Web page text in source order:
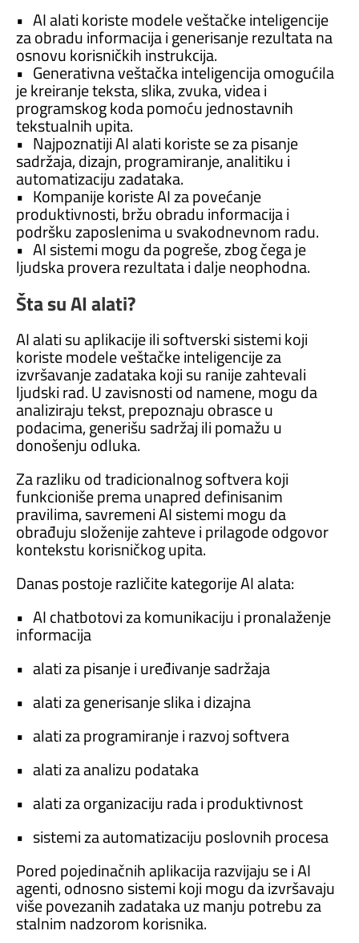
• AI alati koriste modele veštačke inteligencije
za obradu informacija i generisanje rezultata na
osnovu korisničkih instrukcija.
• Generativna veštačka inteligencija omogućila
je kreiranje teksta, slika, zvuka, videa i
programskog koda pomoću jednostavnih
tekstualnih upita.
• Najpoznatiji AI alati koriste se za pisanje
sadržaja, dizajn, programiranje, analitiku i
automatizaciju zadataka.
• Kompanije koriste AI za povećanje
produktivnosti, bržu obradu informacija i
podršku zaposlenima u svakodnevnom radu.
• AI sistemi mogu da pogreše, zbog čega je
ljudska provera rezultata i dalje neophodna.
Šta su AI alati?
AI alati su aplikacije ili softverski sistemi koji
koriste modele veštačke inteligencije za
izvršavanje zadataka koji su ranije zahtevali
ljudski rad. U zavisnosti od namene, mogu da
analiziraju tekst, prepoznaju obrasce u
podacima, generišu sadržaj ili pomažu u
donošenju odluka.
Za razliku od tradicionalnog softvera koji
funkcioniše prema unapred definisanim
pravilima, savremeni AI sistemi mogu da
obrađuju složenije zahteve i prilagode odgovor
kontekstu korisničkog upita.
Danas postoje različite kategorije AI alata:
• AI chatbotovi za komunikaciju i pronalaženje
informacija
• alati za pisanje i uređivanje sadržaja
• alati za generisanje slika i dizajna
• alati za programiranje i razvoj softvera
• alati za analizu podataka
• alati za organizaciju rada i produktivnost
• sistemi za automatizaciju poslovnih procesa
Pored pojedinačnih aplikacija razvijaju se i AI
agenti, odnosno sistemi koji mogu da izvršavaju
više povezanih zadataka uz manju potrebu za
stalnim nadzorom korisnika.